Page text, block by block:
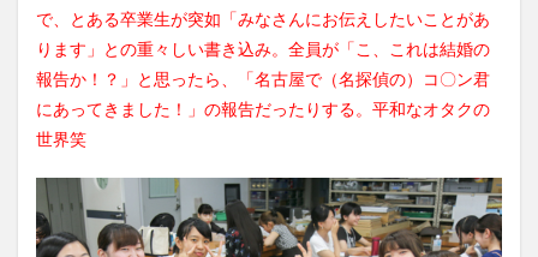
で、とある卒業生が突如「みなさんにお伝えしたいことがあ
ります」との重々しい書き込み。全員が「こ、これは結婚の
報告か！？」と思ったら、「名古屋で（名探偵の）コ〇ン君
にあってきました！」の報告だったりする。平和なオタクの
世界笑